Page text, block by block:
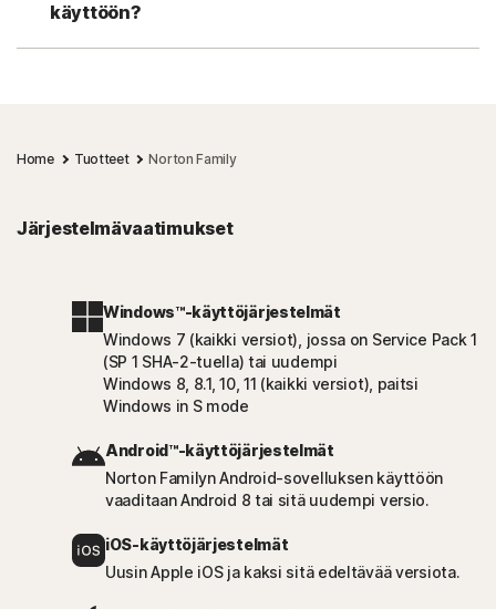
käyttöön?
Home Tuotteet Norton Family
Järjestelmävaatimukset
Windows™-käyttöjärjestelmät
Windows 7 (kaikki versiot), jossa on Service Pack 1
(SP 1 SHA-2-tuella) tai uudempi
Windows 8, 8.1, 10, 11 (kaikki versiot), paitsi
Windows in S mode
Android™-käyttöjärjestelmät
Norton Familyn Android-sovelluksen käyttöön
vaaditaan Android 8 tai sitä uudempi versio.
iOS-käyttöjärjestelmät
Uusin Apple iOS ja kaksi sitä edeltävää versiota.